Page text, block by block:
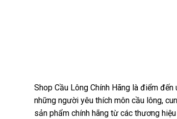
Shop Cầu Lông Chính Hãng là điểm đến
những người yêu thích môn cầu lông,
sản phẩm chính hãng từ các thương